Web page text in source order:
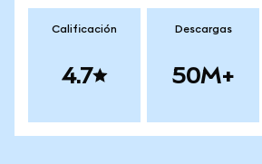
Calificación
4.7
Descargas
50M+